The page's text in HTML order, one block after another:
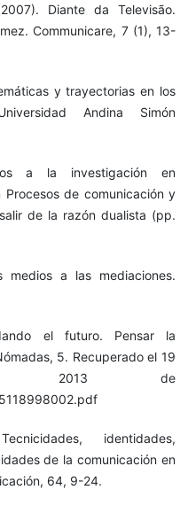
Diante da Televisão.
Communicare, 7 (1), 13-
y trayectorias en los
Andina Simón
a la investigación en
Procesos de comunicación y
de la razón dualista (pp.
medios a las mediaciones.
el futuro. Pensar la
5. Recuperado el 19
2013 de
identidades,
de la comunicación en
64, 9-24.